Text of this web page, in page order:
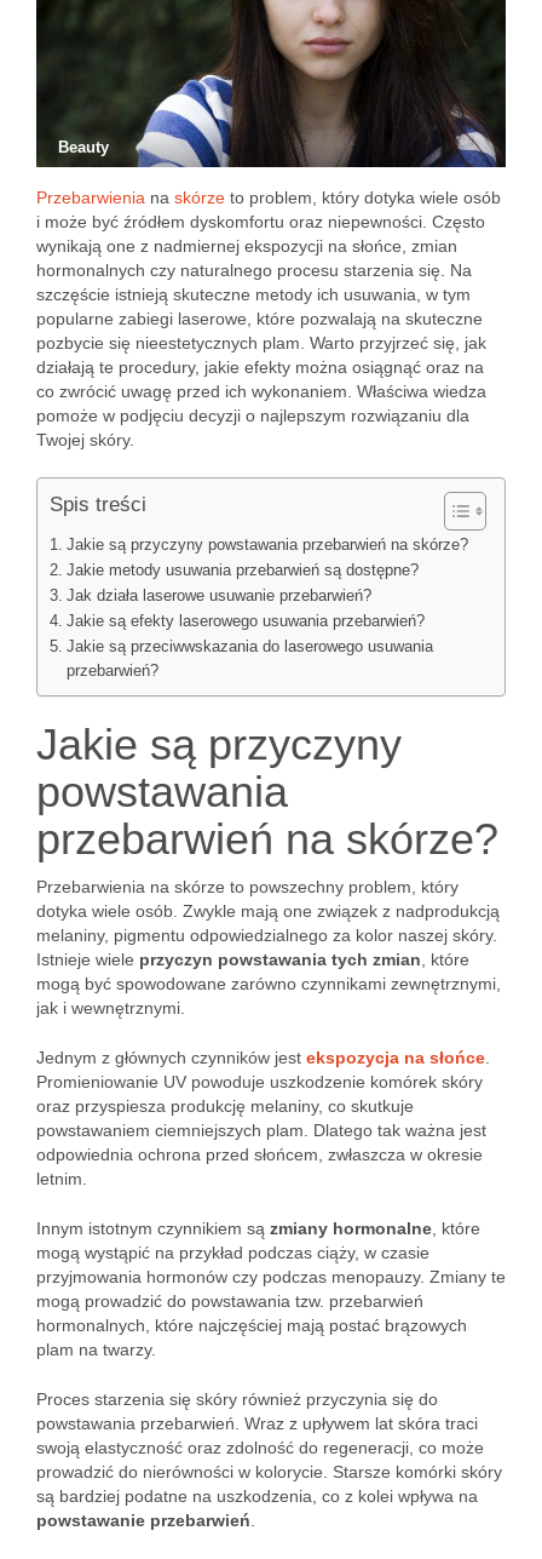
Beauty
Przebarwienia na skórze to problem, który dotyka wiele osób
i może być źródłem dyskomfortu oraz niepewności. Często
wynikają one z nadmiernej ekspozycji na słońce, zmian
hormonalnych czy naturalnego procesu starzenia się. Na
szczęście istnieją skuteczne metody ich usuwania, w tym
popularne zabiegi laserowe, które pozwalają na skuteczne
pozbycie się nieestetycznych plam. Warto przyjrzeć się, jak
działają te procedury, jakie efekty można osiągnąć oraz na
co zwrócić uwagę przed ich wykonaniem. Właściwa wiedza
pomoże w podjęciu decyzji o najlepszym rozwiązaniu dla
Twojej skóry.
Spis treści
Jakie są przyczyny powstawania przebarwień na skórze?
Jakie metody usuwania przebarwień są dostępne?
Jak działa laserowe usuwanie przebarwień?
Jakie są efekty laserowego usuwania przebarwień?
Jakie są przeciwwskazania do laserowego usuwania
przebarwień?
Jakie są przyczyny
powstawania
przebarwień na skórze?
Przebarwienia na skórze to powszechny problem, który
dotyka wiele osób. Zwykle mają one związek z nadprodukcją
melaniny, pigmentu odpowiedzialnego za kolor naszej skóry.
Istnieje wiele przyczyn powstawania tych zmian , które
mogą być spowodowane zarówno czynnikami zewnętrznymi,
jak i wewnętrznymi.
Jednym z głównych czynników jest ekspozycja na słońce
Promieniowanie UV powoduje uszkodzenie komórek skóry
oraz przyspiesza produkcję melaniny, co skutkuje
powstawaniem ciemniejszych plam. Dlatego tak ważna jest
odpowiednia ochrona przed słońcem, zwłaszcza w okresie
letnim.
Innym istotnym czynnikiem są zmiany hormonalne , które
mogą wystąpić na przykład podczas ciąży, w czasie
przyjmowania hormonów czy podczas menopauzy. Zmiany te
mogą prowadzić do powstawania tzw. przebarwień
hormonalnych, które najczęściej mają postać brązowych
plam na twarzy.
Proces starzenia się skóry również przyczynia się do
powstawania przebarwień. Wraz z upływem lat skóra traci
swoją elastyczność oraz zdolność do regeneracji, co może
prowadzić do nierówności w kolorycie. Starsze komórki skóry
są bardziej podatne na uszkodzenia, co z kolei wpływa na
powstawanie przebarwień